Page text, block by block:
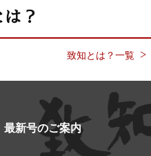
？
致知とは？一覧
最新号のご案内